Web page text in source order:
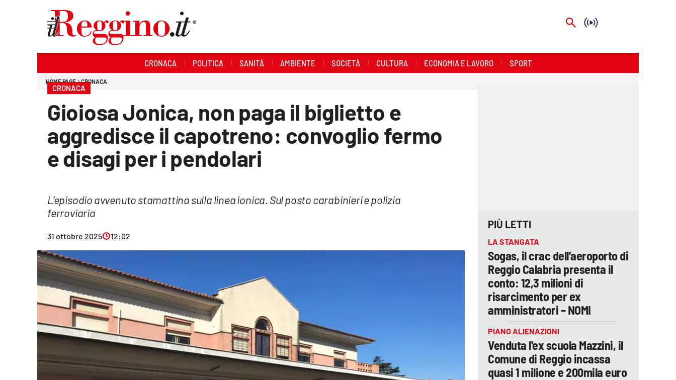
Economia e lavoro
Lac Network
CRONACA POLITICA SANITÀ AMBIENTE SOCIETÀ CULTURA ECONOMIA E LAVORO SPORT
HOME PAGE CRONACA
CRONACA
Gioiosa Jonica, non paga il biglietto e
aggredisce il capotreno: convoglio fermo
e disagi per i pendolari
L’episodio avvenuto stamattina sulla linea ionica. Sul posto carabinieri e polizia
ferroviaria
31 ottobre 2025 12:02
PIÙ LETTI
LA STANGATA
Sogas, il crac dell’aeroporto di
Reggio Calabria presenta il
conto: 12,3 milioni di
risarcimento per ex
amministratori – NOMI
PIANO ALIENAZIONI
Venduta l'ex scuola Mazzini, il
Comune di Reggio incassa
quasi 1 milione e 200mila euro